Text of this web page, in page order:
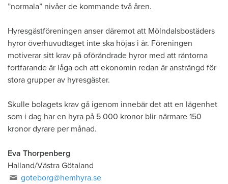
”normala” nivåer de kommande två åren.
Hyresgästföreningen anser däremot att Mölndalsbostäders
hyror överhuvudtaget inte ska höjas i år. Föreningen
motiverar sitt krav på oförändrade hyror med att räntorna
fortfarande är låga och att ekonomin redan är ansträngd för
stora grupper av hyresgäster.
Skulle bolagets krav gå igenom innebär det att en lägenhet
som i dag har en hyra på 5 000 kronor blir närmare 150
kronor dyrare per månad.
Eva Thorpenberg
Halland/Västra Götaland
goteborg@hemhyra.se